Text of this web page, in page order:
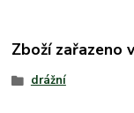
Zboží zařazeno
drážní